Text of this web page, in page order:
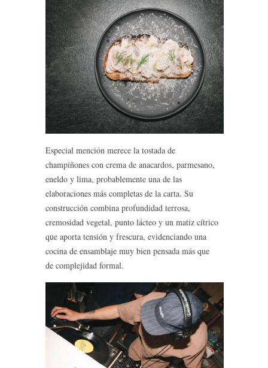
Especial mención merece la tostada de
champiñones con crema de anacardos, parmesano,
eneldo y lima, probablemente una de las
elaboraciones más completas de la carta. Su
construcción combina profundidad terrosa,
cremosidad vegetal, punto lácteo y un matiz cítrico
que aporta tensión y frescura, evidenciando una
cocina de ensamblaje muy bien pensada más que
de complejidad formal.